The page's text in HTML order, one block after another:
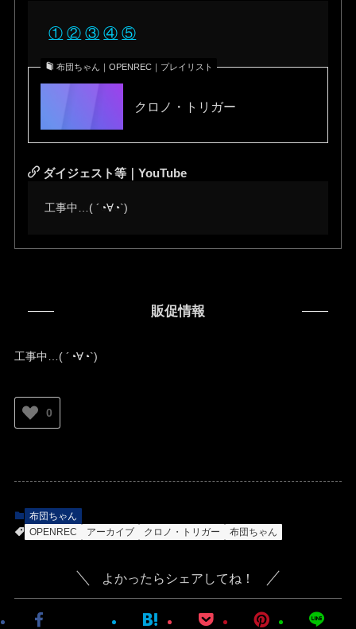
① ② ③ ④ ⑤
布団ちゃん｜OPENREC｜プレイリスト
クロノ・トリガー
ダイジェスト等｜YouTube
工事中…( ´◔∀◔`)ゞ
販促情報
工事中…( ´◔∀◔`)ゞ
0
布団ちゃん
OPENREC
アーカイブ クロノ・トリガー 布団ちゃん
よかったらシェアしてね！